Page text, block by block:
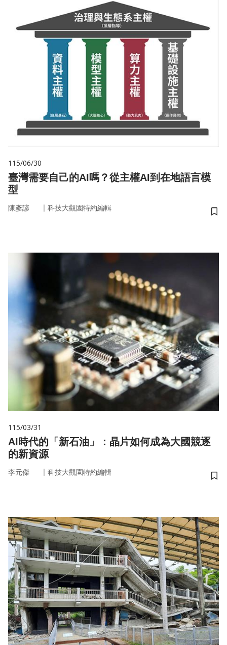
115/06/30
臺灣需要自己的AI嗎？從主權AI到在地語言模
型
陳彥諺 ｜ 科技大觀園特約編輯
儲
115/03/31
AI時代的「新石油」：晶片如何成為大國競逐
的新資源
李元傑 ｜ 科技大觀園特約編輯
儲